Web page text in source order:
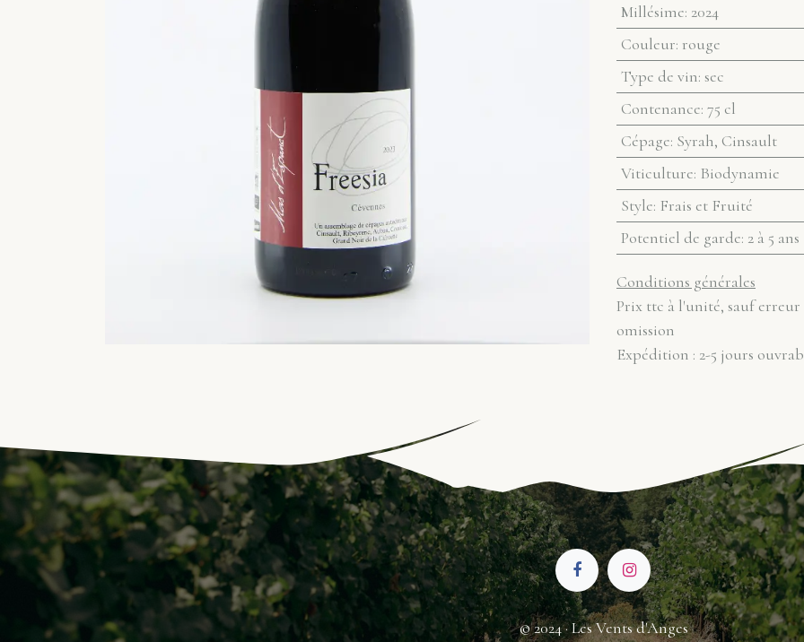
Millésime: 2024
Couleur: rouge
Type de vin: sec
Contenance: 75 cl
Cépage: Syrah, Cinsault
Viticulture: Biodynamie
Style: Frais et Fruité
Potentiel de garde: 2 à 5 ans
Conditions générales
Prix ttc à l'unité, sauf erreur
omission
Expédition : 2-5 jours
© 2024 · Les Vents d'Anges